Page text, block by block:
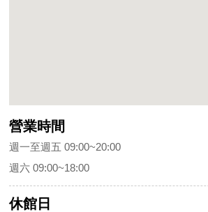
營業時間
週一至週五 09:00~20:00
週六 09:00~18:00
休館日